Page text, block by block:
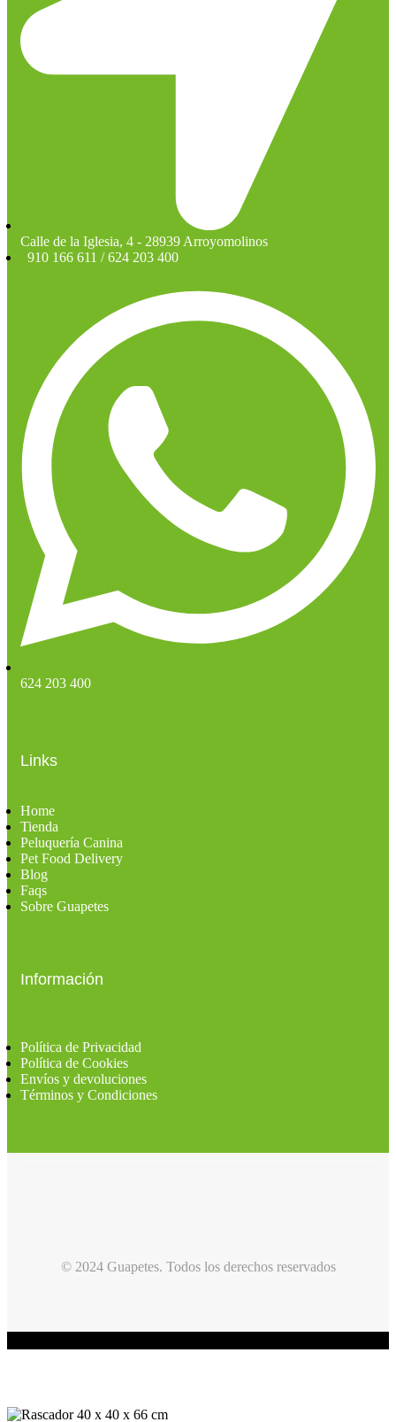
Calle de la Iglesia, 4 - 28939 Arroyomolinos
910 166 611 / 624 203 400
624 203 400
Links
Home
Tienda
Peluquería Canina
Pet Food Delivery
Blog
Faqs
Sobre Guapetes
Información
Política de Privacidad
Política de Cookies
Envíos y devoluciones
Términos y Condiciones
© 2024 Guapetes. Todos los derechos reservados